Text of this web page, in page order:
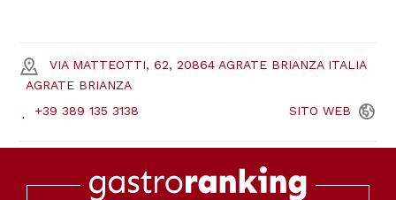
VIA MATTEOTTI, 62, 20864 AGRATE BRIANZA ITALIA
AGRATE BRIANZA
+39 389 135 3138
SITO WEB